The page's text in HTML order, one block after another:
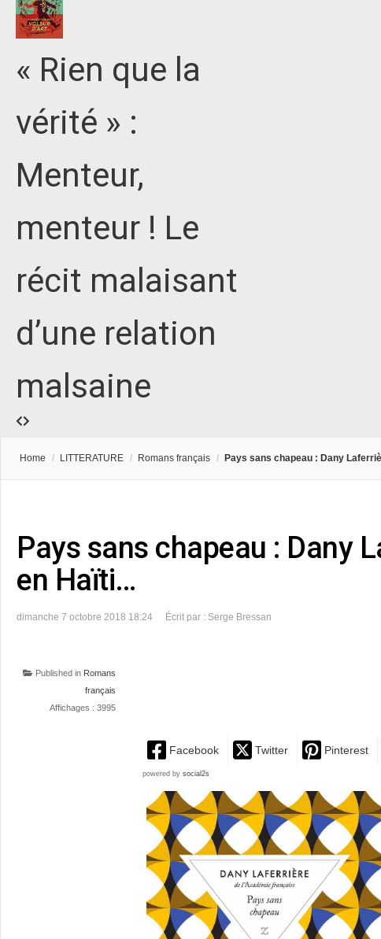
« Rien que la
vérité » :
Menteur,
menteur ! Le
récit malaisant
d’une relation
malsaine
Home / LITTERATURE / Romans français / Pays sans chapeau : Dany
Pays sans chapeau : Dany
en Haïti…
dimanche 7 octobre 2018 18:24 Écrit par : Serge Bressan
Published in Romans
français
Affichages : 3995
Facebook Twitter Pinterest
powered by social2s